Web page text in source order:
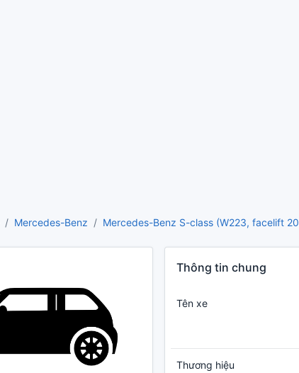
Mercedes-Benz Mercedes-Benz S-class (W223, facelift
Thông tin chung
Tên xe
Thương hiệu